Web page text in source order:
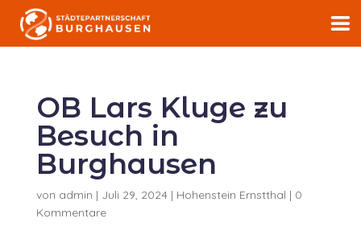
OB Lars Kluge zu
Besuch in
Burghausen
von admin | Juli 29, 2024 | Hohenstein Ernstthal | 0
Kommentare